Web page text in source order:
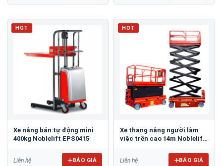
HOT
Xe nâng bán tự động mini
400kg Noblelift EPS0415
Liên hệ BÁO GIÁ
HOT
Xe thang nâng người làm
việc trên cao 14m Noblelift
Liên hệ BÁO GIÁ